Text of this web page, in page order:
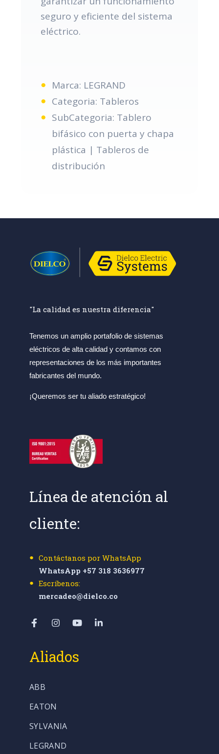
seguro y eficiente del sistema
eléctrico.
Marca: LEGRAND
Categoria: Tableros
SubCategoria: Tablero
bifásico con puerta y chapa
plástica | Tableros de
distribución
"La calidad es nuestra diferencia"
Tenemos un amplio portafolio de sistemas
eléctricos de alta calidad y contamos con
representaciones de los más importantes
fabricantes del mundo.
¡Queremos ser tu aliado estratégico!
Línea de atención al
cliente:
Contáctanos por WhatsApp
WhatsApp +57 318 3636977
Escríbenos:
mercadeo@dielco.co
Aliados
ABB
EATON
SYLVANIA
LEGRAND